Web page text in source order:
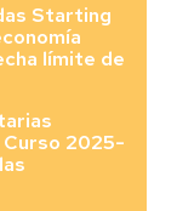
Starting
límite de
2025-